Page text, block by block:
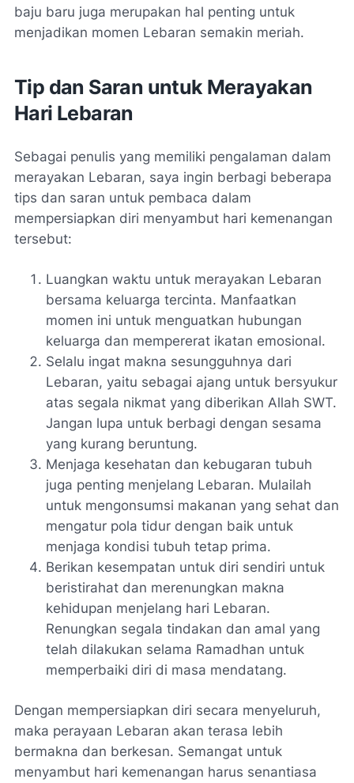
baju baru juga merupakan hal penting untuk
menjadikan momen Lebaran semakin meriah.
Tip dan Saran untuk Merayakan
Hari Lebaran
Sebagai penulis yang memiliki pengalaman dalam
merayakan Lebaran, saya ingin berbagi beberapa
tips dan saran untuk pembaca dalam
mempersiapkan diri menyambut hari kemenangan
tersebut:
Luangkan waktu untuk merayakan Lebaran
bersama keluarga tercinta. Manfaatkan
momen ini untuk menguatkan hubungan
keluarga dan mempererat ikatan emosional.
Selalu ingat makna sesungguhnya dari
Lebaran, yaitu sebagai ajang untuk bersyukur
atas segala nikmat yang diberikan Allah SWT.
Jangan lupa untuk berbagi dengan sesama
yang kurang beruntung.
Menjaga kesehatan dan kebugaran tubuh
juga penting menjelang Lebaran. Mulailah
untuk mengonsumsi makanan yang sehat dan
mengatur pola tidur dengan baik untuk
menjaga kondisi tubuh tetap prima.
Berikan kesempatan untuk diri sendiri untuk
beristirahat dan merenungkan makna
kehidupan menjelang hari Lebaran.
Renungkan segala tindakan dan amal yang
telah dilakukan selama Ramadhan untuk
memperbaiki diri di masa mendatang.
Dengan mempersiapkan diri secara menyeluruh,
maka perayaan Lebaran akan terasa lebih
bermakna dan berkesan. Semangat untuk
menyambut hari kemenangan harus senantiasa